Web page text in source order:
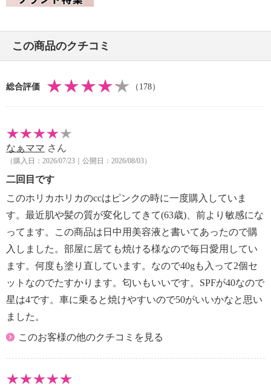
この商品のクチコミ
総合評価 （178）
なぁママ さん
（購入日：2026/07/23｜公開日：2026/08/03）
二回目です
このホリカホリカのccはピンクの時に一度購入していま
す。最近肌や髪の質が変化してきて(63歳)、前より敏感にな
ってます。この商品は日中用美容液と書いてあったので購
入しました。部屋に居ても焼ける様なので毎日愛用してい
ます。何度も塗り直しています。なので40gも入って2個セ
ットなのでたすかります。匂いもいいです。SPFが40なので
星は4です。車に乗ると焼けやすいので50がいいかなと思い
ました。
このお客様の他のクチコミを見る